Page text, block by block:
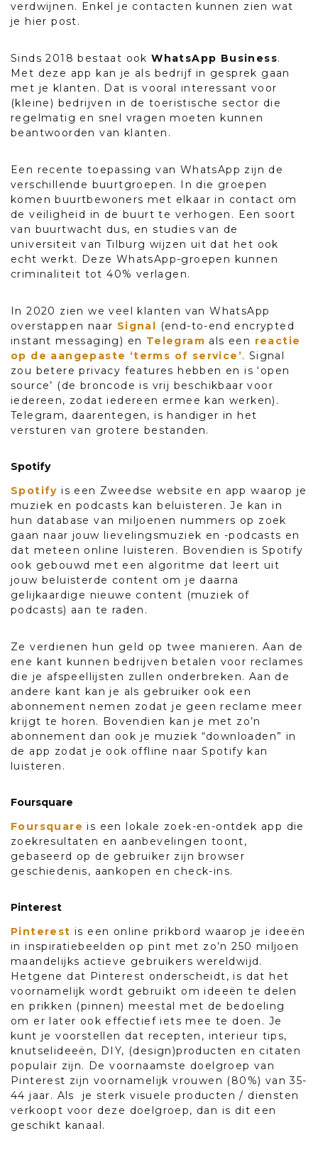
verdwijnen. Enkel je contacten kunnen zien wat
je hier post.
Sinds 2018 bestaat ookWhatsApp Business.
Met deze app kan je als bedrijf in gesprek gaan
met je klanten. Dat is vooral interessant voor
(kleine) bedrijven in de toeristische sector die
regelmatig en snel vragen moeten kunnen
beantwoorden van klanten.
Een recente toepassing van WhatsApp zijn de
verschillende buurtgroepen. In die groepen
komen buurtbewoners met elkaar in contact om
de veiligheid in de buurt te verhogen. Een soort
van buurtwacht dus, en studies van de
universiteit van Tilburg wijzen uit dat het ook
echt werkt. Deze WhatsApp-groepen kunnen
criminaliteit tot 40% verlagen.
In 2020 zien we veel klanten van WhatsApp
overstappen naar Signal (end-to-end encrypted
instant messaging) en Telegram als een reactie
op de aangepaste ‘terms of service’. Signal
zou betere privacy features hebben en is ‘open
source’ (de broncode is vrij beschikbaar voor
iedereen, zodat iedereen ermee kan werken).
Telegram, daarentegen, is handiger in het
versturen van grotere bestanden.
Spotify
Spotify is een Zweedse website en app waarop je
muziek en podcasts kan beluisteren. Je kan in
hun database van miljoenen nummers op zoek
gaan naar jouw lievelingsmuziek en -podcasts en
dat meteen online luisteren. Bovendien is Spotify
ook gebouwd met een algoritme dat leert uit
jouw beluisterde content om je daarna
gelijkaardige nieuwe content (muziek of
podcasts) aan te raden.
Ze verdienen hun geld op twee manieren. Aan de
ene kant kunnen bedrijven betalen voor reclames
die je afspeellijsten zullen onderbreken. Aan de
andere kant kan je als gebruiker ook een
abonnement nemen zodat je geen reclame meer
krijgt te horen. Bovendien kan je met zo’n
abonnement dan ook je muziek “downloaden” in
de app zodat je ook offline naar Spotify kan
luisteren.
Foursquare
Foursquare is een lokale zoek-en-ontdek app die
zoekresultaten en aanbevelingen toont,
gebaseerd op de gebruiker zijn browser
geschiedenis, aankopen en check-ins.
Pinterest
Pinterest is een online prikbord waarop je ideeën
in inspiratiebeelden op pint met zo’n 250 miljoen
maandelijks actieve gebruikers wereldwijd.
Hetgene dat Pinterest onderscheidt, is dat het
voornamelijk wordt gebruikt om ideeën te delen
en prikken (pinnen) meestal met de bedoeling
om er later ook effectief iets mee te doen. Je
kunt je voorstellen dat recepten, interieur tips,
knutselideeën, DIY, (design)producten en citaten
populair zijn. De voornaamste doelgroep van
Pinterest zijn voornamelijk vrouwen (80%) van 35-
44 jaar. Als je sterk visuele producten / diensten
verkoopt voor deze doelgroep, dan is dit een
geschikt kanaal.